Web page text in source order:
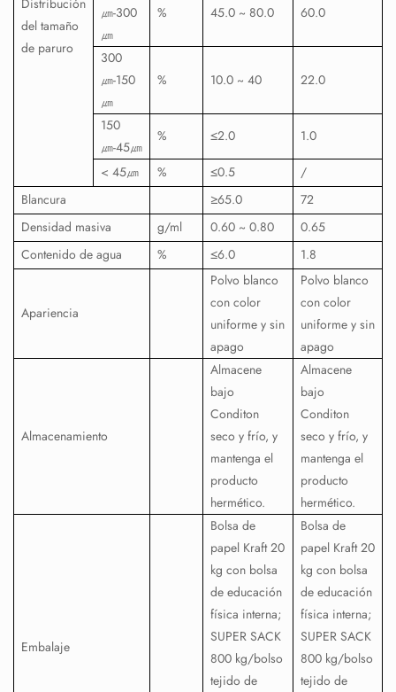
del tamaño
de paruro
㎛-300
㎛
% 45.0 ~ 80.0 60.0
300
㎛-150
㎛
% 10.0 ~ 40 22.0
150
㎛-45㎛
% ≤2.0 1.0
< 45㎛ % ≤0.5
/
Blancura
≥65.0
72
Densidad masiva
g/ml 0.60 ~ 0.80
0.65
Contenido de agua
% ≤6.0 1.8
Apariencia
Polvo blanco
con color
uniforme y sin
apago
Polvo blanco
con color
uniforme y sin
apago
Almacenamiento
Almacene
bajo
Conditon
seco y frío, y
mantenga el
producto
hermético.
Almacene
bajo
Conditon
seco y frío, y
mantenga el
producto
hermético.
Embalaje
Bolsa de
papel Kraft 20
kg con bolsa
de educación
física interna;
SUPER SACK
800 kg/bolso
tejido de
Bolsa de
papel Kraft 20
kg con bolsa
de educación
física interna;
SUPER SACK
800 kg/bolso
tejido de